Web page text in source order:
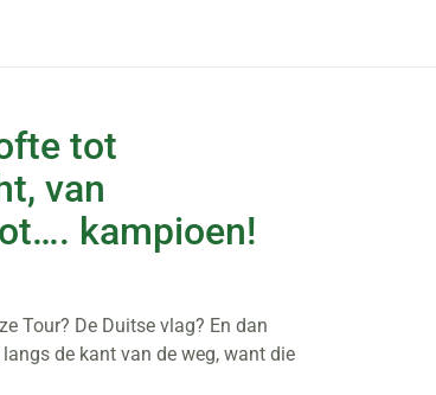
tot
van
kampioen!
Tour? De Duitse vlag? En dan
de kant van de weg, want die